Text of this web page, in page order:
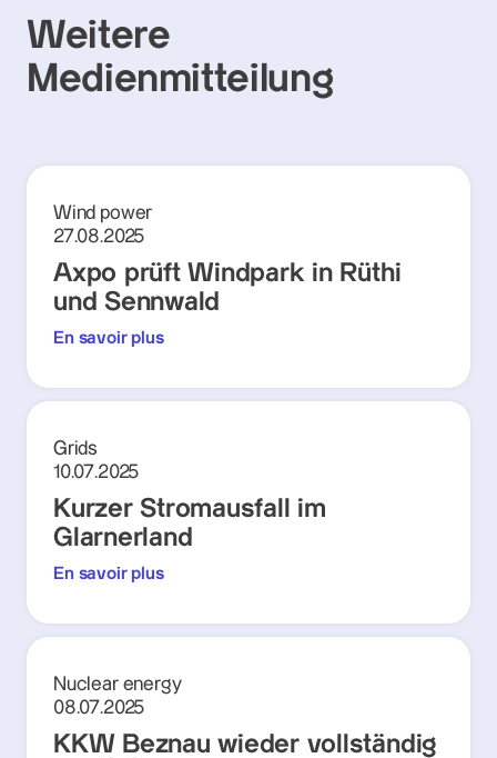
Weitere
Medienmitteilung
Wind power
27.08.2025
Axpo prüft Windpark in Rüthi
und Sennwald
En savoir plus
Grids
10.07.2025
Kurzer Stromausfall im
Glarnerland
En savoir plus
Nuclear energy
08.07.2025
KKW Beznau wieder vollständig